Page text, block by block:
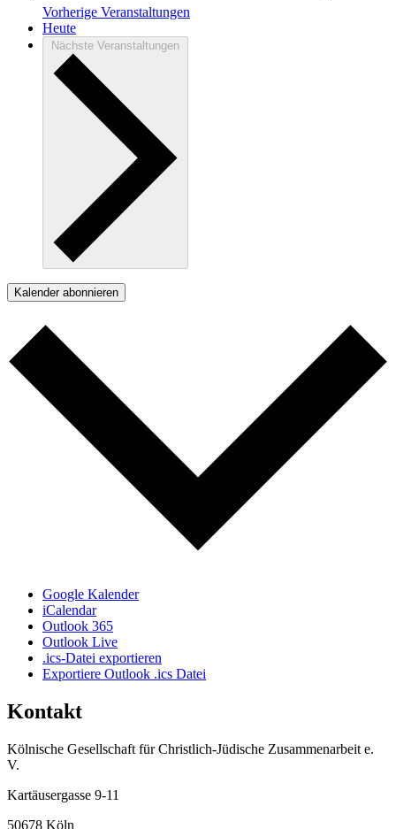
Vorherige Veranstaltungen
Heute
Nächste Veranstaltungen
Kalender abonnieren
Google Kalender
iCalendar
Outlook 365
Outlook Live
.ics-Datei exportieren
Exportiere Outlook .ics Datei
Kontakt
Kölnische Gesellschaft für Christlich-Jüdische Zusammenarbeit e.
V.
Kartäusergasse 9-11
50678 Köln